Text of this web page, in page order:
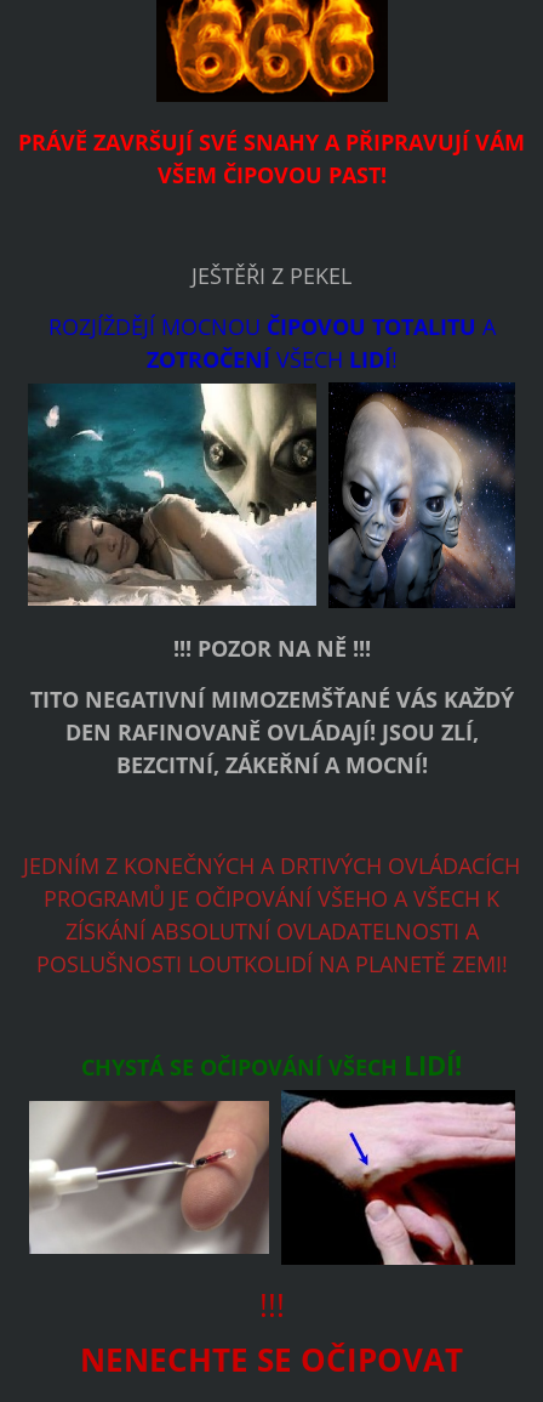
PRÁVĚ ZAVRŠUJÍ SVÉ SNAHY A PŘIPRAVUJÍ VÁM
VŠEM ČIPOVOU PAST!
JEŠTĚŘI Z PEKEL
ROZJÍŽDĚJÍ MOCNOU ČIPOVOU TOTALITU A
ZOTROČENÍ VŠECH LIDÍ!
!!! POZOR NA NĚ !!!
TITO NEGATIVNÍ MIMOZEMŠŤANÉ VÁS KAŽDÝ
DEN RAFINOVANĚ OVLÁDAJÍ! JSOU ZLÍ,
BEZCITNÍ, ZÁKEŘNÍ A MOCNÍ!
JEDNÍM Z KONEČNÝCH A DRTIVÝCH OVLÁDACÍCH
PROGRAMŮ JE OČIPOVÁNÍ VŠEHO A VŠECH K
ZÍSKÁNÍ ABSOLUTNÍ OVLADATELNOSTI A
POSLUŠNOSTI LOUTKOLIDÍ NA PLANETĚ ZEMI!
CHYSTÁ SE OČIPOVÁNÍ VŠECH LIDÍ!
!!!
NENECHTE SE OČIPOVAT